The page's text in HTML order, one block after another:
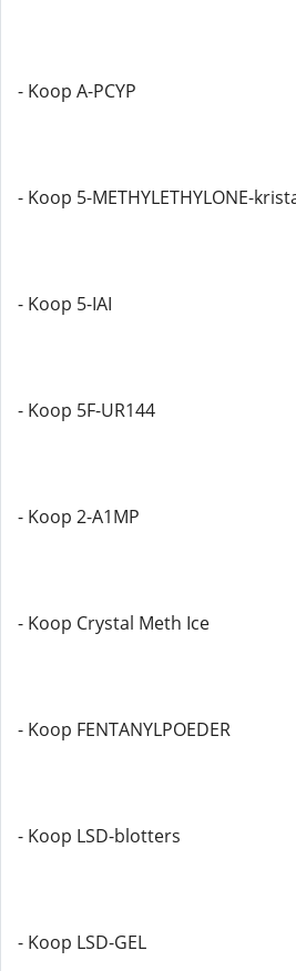
- Koop A-PCYP
- Koop 5-METHYLETHYLONE-
- Koop 5-IAI
- Koop 5F-UR144
- Koop 2-A1MP
- Koop Crystal Meth Ice
- Koop FENTANYLPOEDER
- Koop LSD-blotters
- Koop LSD-GEL